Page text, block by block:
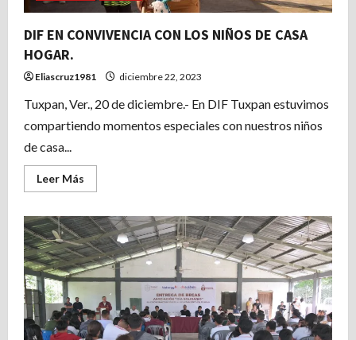
DIF EN CONVIVENCIA CON LOS NIÑOS DE CASA
HOGAR.
Eliascruz1981 diciembre 22, 2023
Tuxpan, Ver., 20 de diciembre.- En DIF Tuxpan estuvimos
compartiendo momentos especiales con nuestros niños
de casa...
Leer Más
más
DIF
EN
CONVIVENCIA
CON
LOS
NIÑOS
CASA
HOGAR.